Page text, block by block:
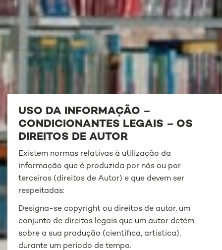
USO DA INFORMAÇÃO –
CONDICIONANTES LEGAIS – OS
DIREITOS DE AUTOR
Existem normas relativas à utilização da
informação que é produzida por nós ou por
terceiros (direitos de Autor) e que devem ser
respeitadas:
Designa-se copyright ou direitos de autor, um
conjunto de direitos legais que um autor detém
sobre a sua produção (científica, artística),
durante um período de tempo.